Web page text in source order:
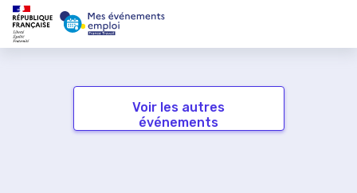
Voir les autres
événements